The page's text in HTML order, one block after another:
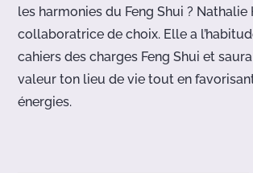
les harmonies du Feng Shui ? Nathalie
collaboratrice de choix. Elle a
cahiers des charges Feng Shui et
valeur ton lieu de vie tout en
énergies.